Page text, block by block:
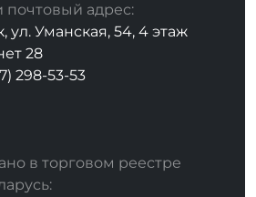
адрес:
ул. Уманская, 54, 4 этаж
28
298-53-53
в торговом реестре